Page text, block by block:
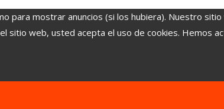
para mostrar anuncios (si los hubiera). Nuestro
sitio web, usted acepta el uso de cookies. Hemos